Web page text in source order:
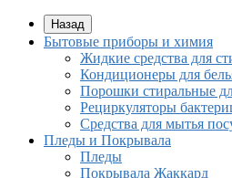
Назад
Бытовые приборы и химия
Жидкие средства для
Кондиционеры для
Порошки стиральные
Рециркуляторы
Средства для мытья
Пледы и Покрывала
Пледы
Покрывала Жаккард